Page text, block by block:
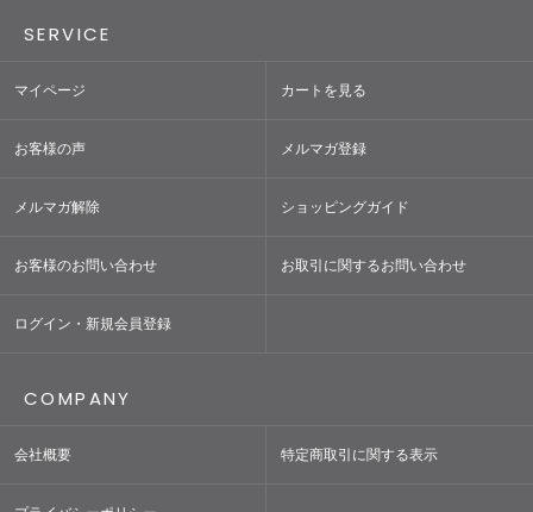
SERVICE
マイページ カートを見る
お客様の声 メルマガ登録
メルマガ解除 ショッピングガイド
お客様のお問い合わせ お取引に関するお問い合わせ
ログイン・新規会員登録
COMPANY
会社概要 特定商取引に関する表示